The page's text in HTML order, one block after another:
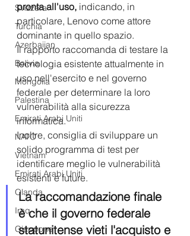
Svizzera
Turchia
Azerbaijan
Bolivia
Mongolia
Palestina
Emirati Arabi Uniti
NATO
Vietnam
Emirati Arabi Uniti
Olanda
Iraq
Giappone
pronta all'uso, indicando, in
particolare, Lenovo come attore
dominante in quello spazio.
Il rapporto raccomanda di testare la
tecnologia esistente attualmente in
uso nell'esercito e nel governo
federale per determinare la loro
vulnerabilità alla sicurezza
informatica.
Inoltre, consiglia di sviluppare un
solido programma di test per
identificare meglio le vulnerabilità
esistenti e future.
La raccomandazione finale
è che il governo federale
statunitense vieti l'acquisto e